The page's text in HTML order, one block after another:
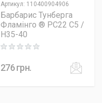
Артикул: 110400904906
Барбарис Тунберга
Фламінго ® PC22 C5 /
H35-40
Rating: 0 out of 5
276грн.